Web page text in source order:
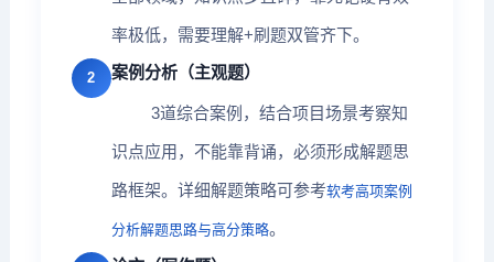
率极低，需要理解+刷题双管齐下。
2 案例分析（主观题）
3道综合案例，结合项目场景考察知
识点应用，不能靠背诵，必须形成解题思
路框架。详细解题策略可参考软考高项案例
分析解题思路与高分策略。